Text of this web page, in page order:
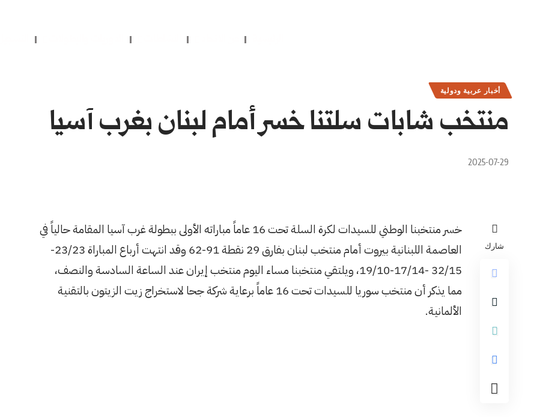
أخبار عربية ودولية
منتخب شابات سلتنا خسر أمام لبنان بغرب آسيا
2025-07-29
شارك
خسر منتخبنا الوطني للسيدات لكرة السلة تحت 16 عاماً مباراته الأولى ببطولة غرب آسيا المقامة حالياً في
العاصمة اللبنانية بيروت أمام منتخب لبنان بفارق 29 نقطة 91-62 وقد انتهت أرباع المباراة 23/23-
32/15 -17/14-19/10، ويلتقي منتخبنا مساء اليوم منتخب إيران عند الساعة السادسة والنصف،
مما يذكر أن منتخب سوريا للسيدات تحت 16 عاماً برعاية شركة جحا لاستخراج زيت الزيتون بالتقنية
الألمانية.